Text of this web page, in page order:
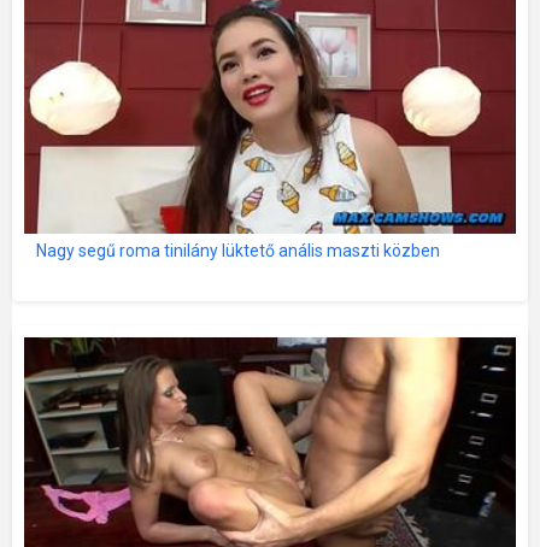
Nagy segű roma tinilány lüktető anális maszti közben